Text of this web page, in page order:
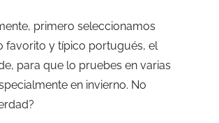
primero seleccionamos
favorito y típico portugués, el
para que lo pruebes en varias
en invierno. No